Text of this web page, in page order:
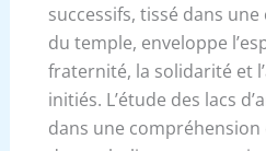
successifs, tissé dans
du temple, enveloppe
fraternité, la solidarité et
initiés. L’étude des lacs
dans une